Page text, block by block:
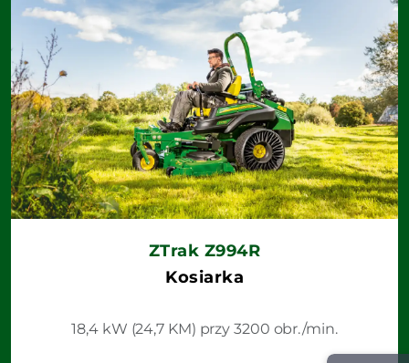
ZTrak Z994R
Kosiarka
18,4 kW (24,7 KM) przy 3200 obr./min.